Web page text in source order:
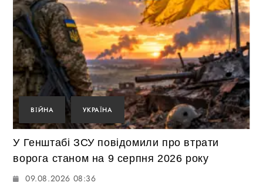
ВІЙНА УКРАЇНА
У Генштабі ЗСУ повідомили про втрати
ворога станом на 9 серпня 2026 року
09.08.2026 08:36